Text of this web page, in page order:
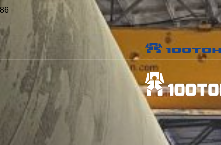
Проекты Монтаж прессового оборудования в Киржаче
Монтаж прессового
оборудования в Киржаче
Местоположение:
Киржач, Владимирская область
Общая масса:
Даты работ:
Опубликовано: